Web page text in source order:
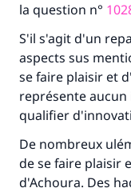
la question n°
S'il s'agit d'un
aspects sus
se faire plaisir et
représente
qualifier
De nombreux
de se faire plaisir
d'Achoura. Des
Faites une
millions de